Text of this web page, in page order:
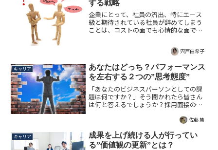
する戦略
企業にとって、社員の流出、特にエース
級と期待されている社員が辞めてしまう
ことは、コストの面でも心情的な面でも
ません。エース級の社員を失わないよう
にするために何を心掛けるべきか、考察
する記事です。
宍戸由希子
キャリア
あなたはどっち？パフォーマンス
を左右する２つの”思考態度”
「あなたのビジネスパーソンとしての課
題は何ですか？」そう聞かれたら皆さん
は何と答えるでしょうか？採用面接の
考態度を知るよう努めるそうです。パフ
は何か？詳しく解説された記事です。
佐藤 慧
キャリア
成果を上げ続ける人が行ってい
る”価値観の更新”とは？